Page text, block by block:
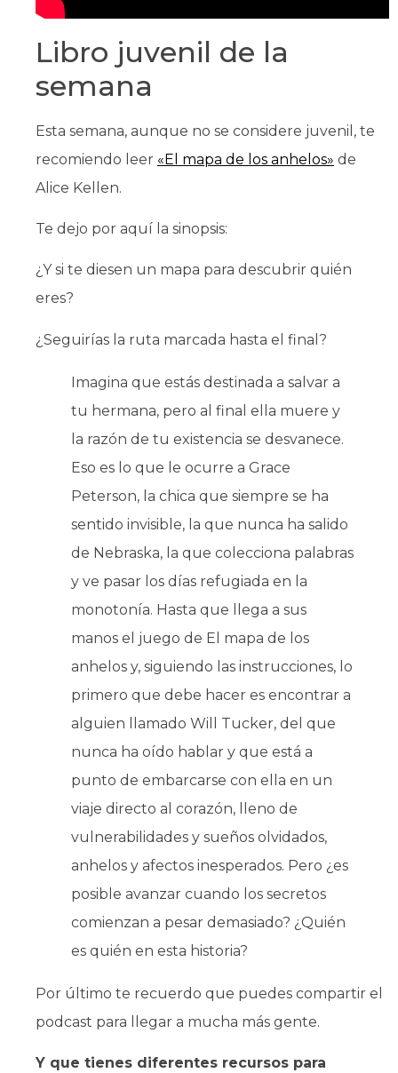
Libro juvenil de la
semana
Esta semana, aunque no se considere juvenil, te
recomiendo leer «El mapa de los anhelos» de
Alice Kellen.
Te dejo por aquí la sinopsis:
¿Y si te diesen un mapa para descubrir quién
eres?
¿Seguirías la ruta marcada hasta el final?
Imagina que estás destinada a salvar a
tu hermana, pero al final ella muere y
la razón de tu existencia se desvanece.
Eso es lo que le ocurre a Grace
Peterson, la chica que siempre se ha
sentido invisible, la que nunca ha salido
de Nebraska, la que colecciona palabras
y ve pasar los días refugiada en la
monotonía. Hasta que llega a sus
manos el juego de El mapa de los
anhelos y, siguiendo las instrucciones, lo
primero que debe hacer es encontrar a
alguien llamado Will Tucker, del que
nunca ha oído hablar y que está a
punto de embarcarse con ella en un
viaje directo al corazón, lleno de
vulnerabilidades y sueños olvidados,
anhelos y afectos inesperados. Pero ¿es
posible avanzar cuando los secretos
comienzan a pesar demasiado? ¿Quién
es quién en esta historia?
Por último te recuerdo que puedes compartir el
podcast para llegar a mucha más gente.
Y que tienes diferentes recursos para